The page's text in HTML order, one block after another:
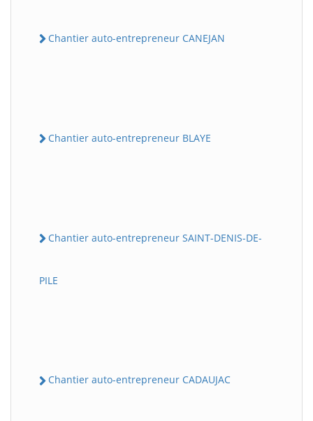
Chantier auto-entrepreneur CANEJAN
Chantier auto-entrepreneur BLAYE
Chantier auto-entrepreneur SAINT-DENIS-DE-
PILE
Chantier auto-entrepreneur CADAUJAC